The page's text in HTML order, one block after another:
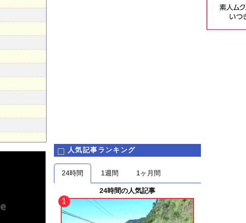
人気記事ランキング
24時間 1週間 1ヶ月間
24時間の人気記事